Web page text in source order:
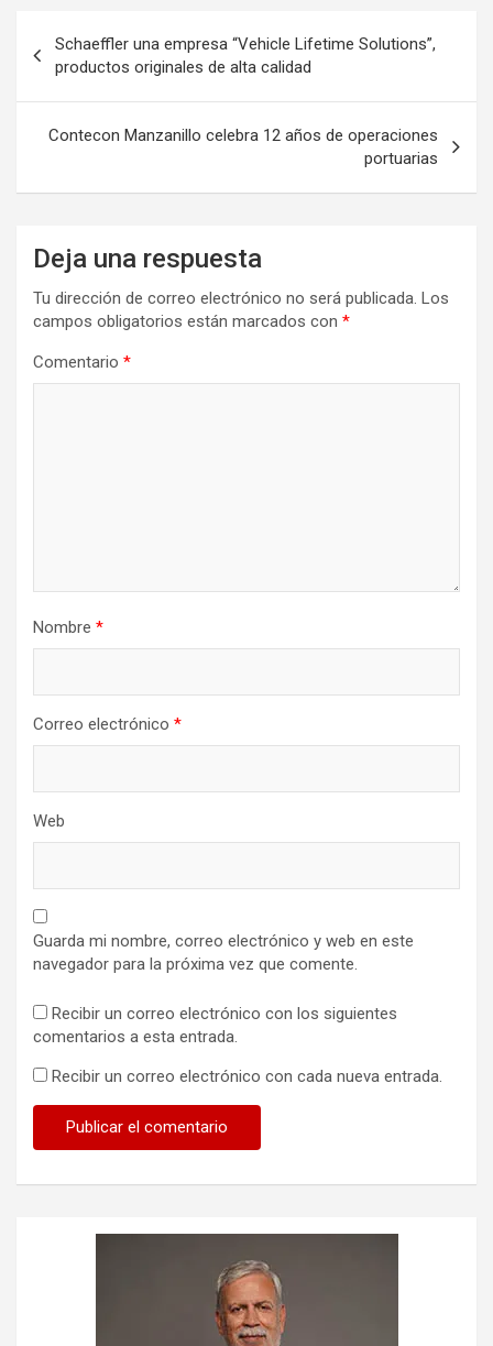
de
entradas
Schaeffler una empresa “Vehicle Lifetime Solutions”,
productos originales de alta calidad
Contecon Manzanillo celebra 12 años de operaciones
portuarias
Deja una respuesta
Tu dirección de correo electrónico no será publicada. Los
campos obligatorios están marcados con *
Comentario *
Nombre *
Correo electrónico *
Web
Guarda mi nombre, correo electrónico y web en este
navegador para la próxima vez que comente.
Recibir un correo electrónico con los siguientes
comentarios a esta entrada.
Recibir un correo electrónico con cada nueva entrada.